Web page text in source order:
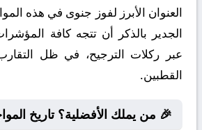
العنوان الأبرز لفوز جنوى في هذه
الجدير بالذكر أن تتجه كافة
عبر ركلات الترجيح، في ظل
القطبين.
🎉 من يملك الأفضلية؟ تاريخ